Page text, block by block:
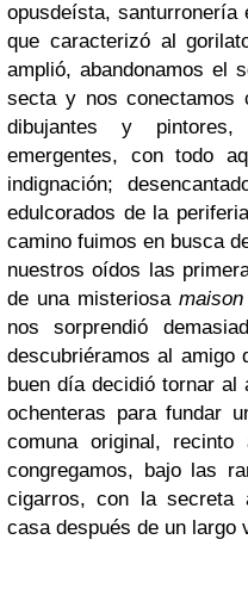
opusdeísta, santurronería
que caracterizó al
amplió, abandonamos el
secta y nos conectamos
dibujantes y
emergentes, con todo
indignación;
edulcorados de la
camino fuimos en busca
nuestros oídos las
de una misteriosamaison
nos sorprendió
descubriéramos al amigo
buen día decidió tornar al
ochenteras para fundar
comuna original, recinto
congregamos, bajo las
cigarros, con la secreta
casa después de un largo